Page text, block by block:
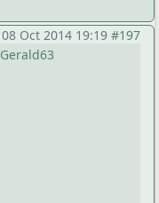
08 Oct 2014 19:19 #197
Gerald63